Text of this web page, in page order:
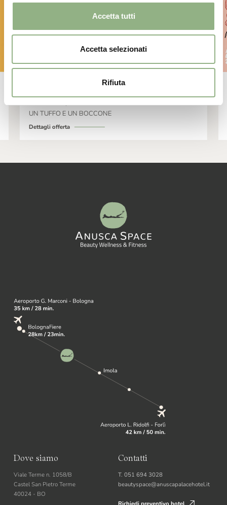
Accetta tutti
Accetta selezionati
Rifiuta
PISCINA+PRANZO (WEEKEND E
UN TUFFO E UN BOCCONE
Dettagli offerta
Dove siamo
Viale Terme n. 1058/B
Castel San Pietro Terme
40024 - BO
Contatti
T. 051 694 3028
beautyspace@anuscapalacehotel.it
Richiedi preventivo hotel